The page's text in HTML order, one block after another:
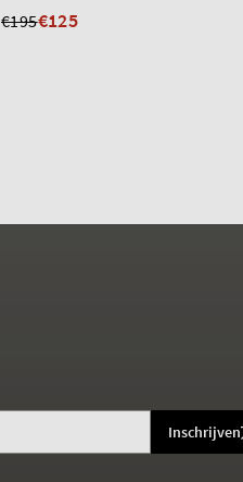
€195€125
Inschrijven